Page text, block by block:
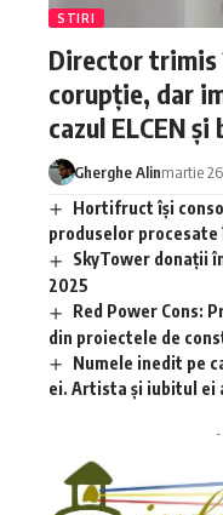
STIRI
Director trimis
corupție, dar
cazul ELCEN și
Gherghe Alinmartie
Hortifruct își
produselor procesate
SkyTower donații
2025
Red Power Cons:
din proiectele de
Numele inedit pe
ei. Artista și iubitul ei